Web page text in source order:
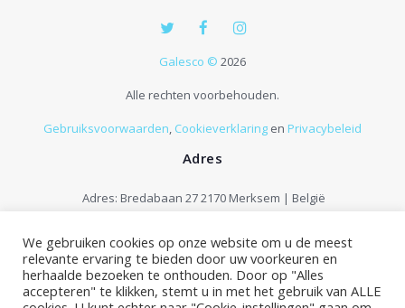
Galesco © 2026
Alle rechten voorbehouden.
Gebruiksvoorwaarden, Cookieverklaring en Privacybeleid
Adres
Adres: Bredabaan 27 2170 Merksem | België
E-mail: info@galesco.be
Maandag - Zaterdag: 9:00 - 18:00
We gebruiken cookies op onze website om u de meest
relevante ervaring te bieden door uw voorkeuren en
herhaalde bezoeken te onthouden. Door op "Alles
accepteren" te klikken, stemt u in met het gebruik van ALLE